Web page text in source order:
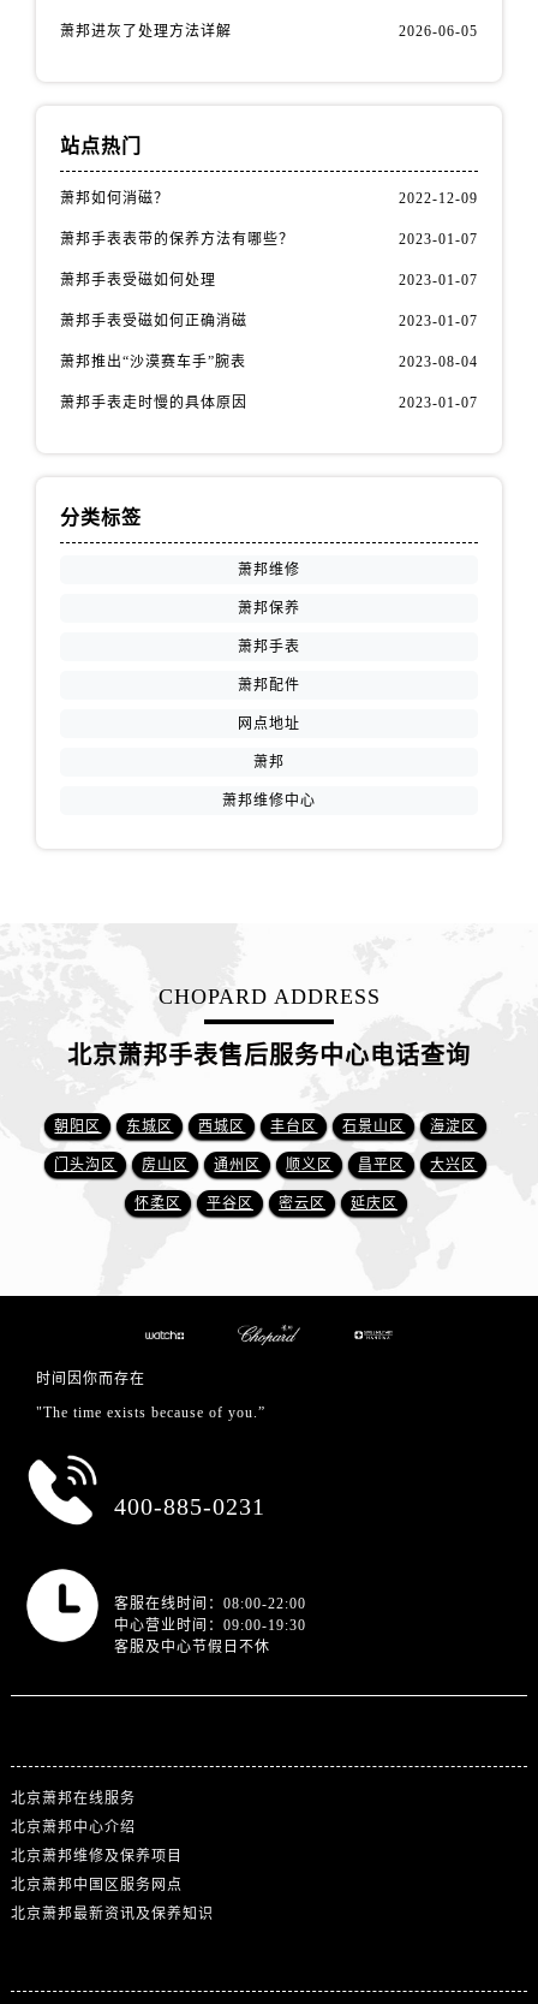
萧邦进灰了处理方法详解 2026-06-05
站点热门
萧邦如何消磁？ 2022-12-09
萧邦手表表带的保养方法有哪些？ 2023-01-07
萧邦手表受磁如何处理 2023-01-07
萧邦手表受磁如何正确消磁 2023-01-07
萧邦推出“沙漠赛车手”腕表 2023-08-04
萧邦手表走时慢的具体原因 2023-01-07
分类标签
萧邦维修
萧邦保养
萧邦手表
萧邦配件
网点地址
萧邦
萧邦维修中心
CHOPARD ADDRESS
北京萧邦手表售后服务中心电话查询
朝阳区 东城区 西城区 丰台区 石景山区 海淀区
门头沟区 房山区 通州区 顺义区 昌平区 大兴区
怀柔区 平谷区 密云区 延庆区
时间因你而存在
"The time exists because of you.”
400-885-0231
客服在线时间：08:00-22:00
中心营业时间：09:00-19:30
客服及中心节假日不休
北京萧邦在线服务
北京萧邦中心介绍
北京萧邦维修及保养项目
北京萧邦中国区服务网点
北京萧邦最新资讯及保养知识